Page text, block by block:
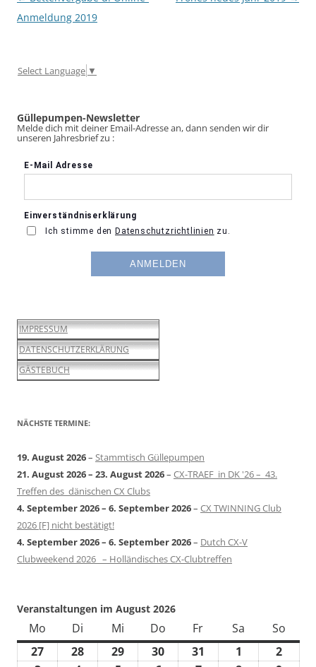
Anmeldung 2019
Select Language ▼
Güllepumpen-Newsletter
Melde dich mit deiner Email-Adresse an, dann senden wir dir
unseren Jahresbrief zu :
IMPRESSUM
DATENSCHUTZERKLÄRUNG
GÄSTEBUCH
NÄCHSTE TERMINE:
19. August 2026– Stammtisch Güllepumpen
21. August 2026– 23. August 2026– CX-TRAEF in DK '26 – 43.
Treffen des dänischen CX Clubs
4. September 2026– 6. September 2026– CX TWINNING Club
2026 [F] nicht bestätigt!
4. September 2026– 6. September 2026– Dutch CX-V
Clubweekend 2026 – Holländisches CX-Clubtreffen
Veranstaltungen im August 2026
Mo Montag
Di Dienstag
Mi Mittwoch
Do Donnerstag
Fr Freitag
Sa Samstag
So
27
28 29 30 31 1 2